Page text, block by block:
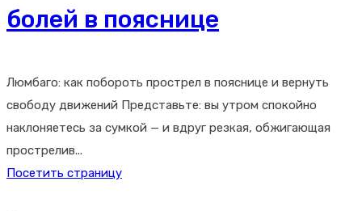
болей в пояснице
Люмбаго: как побороть прострел в пояснице и вернуть
свободу движений Представьте: вы утром спокойно
наклоняетесь за сумкой — и вдруг резкая, обжигающая
прострелив...
Посетить страницу